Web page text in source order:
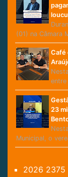
(01) na Câmara
Café
23
Municipal, o
2026 2375